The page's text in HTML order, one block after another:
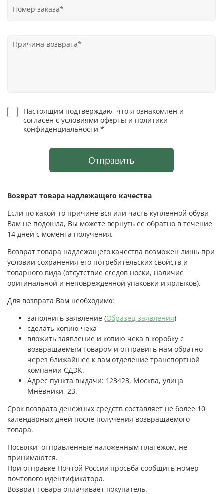
Настоящим подтверждаю, что я ознакомлен и
согласен с условиями оферты и политики
конфиденциальности *
Отправить
Возврат товара надлежащего качества
Если по какой-то причине вся или часть купленной обуви
Вам не подошла, Вы можете вернуть ее обратно в течение
14 дней с момента получения.
Возврат товара надлежащего качества возможен лишь при
условии сохранения его потребительских свойств и
товарного вида (отсутствие следов носки, наличие
оригинальной и неповрежденной упаковки и ярлыков).
Для возврата Вам необходимо:
заполнить заявление (Образец заявления)
сделать копию чека
вложить заявление и копию чека в коробку с
возвращаемым товаром и отправить нам обратно
через ближайшее к вам отделение транспортной
компании СДЭК.
Адрес пункта выдачи: 123423, Москва, улица
Мнёвники, 23.
Срок возврата денежных средств составляет не более 10
календарных дней после получения возвращаемого
товара.
Посылки, отправленные наложенным платежом, не
принимаются.
При отправке Почтой России просьба сообщить номер
почтового идентификатора.
Возврат товара оплачивает покупатель.